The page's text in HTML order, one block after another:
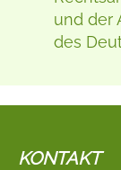
und der
des
KONTAKT